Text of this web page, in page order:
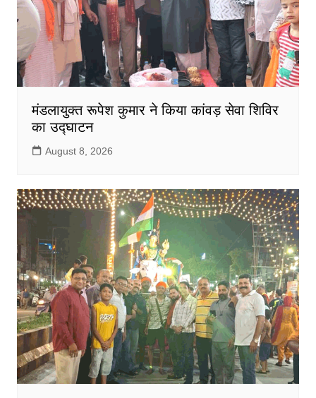
मंडलायुक्त रूपेश कुमार ने किया कांवड़ सेवा शिविर
का उद्घाटन
August 8, 2026